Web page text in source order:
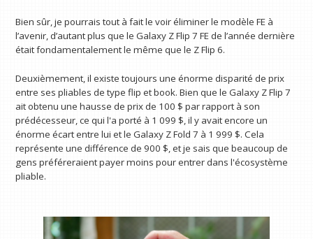
Bien sûr, je pourrais tout à fait le voir éliminer le modèle FE à
l’avenir, d’autant plus que le Galaxy Z Flip 7 FE de l’année dernière
était fondamentalement le même que le Z Flip 6.
Deuxièmement, il existe toujours une énorme disparité de prix
entre ses pliables de type flip et book. Bien que le Galaxy Z Flip 7
ait obtenu une hausse de prix de 100 $ par rapport à son
prédécesseur, ce qui l'a porté à 1 099 $, il y avait encore un
énorme écart entre lui et le Galaxy Z Fold 7 à 1 999 $. Cela
représente une différence de 900 $, et je sais que beaucoup de
gens préféreraient payer moins pour entrer dans l'écosystème
pliable.